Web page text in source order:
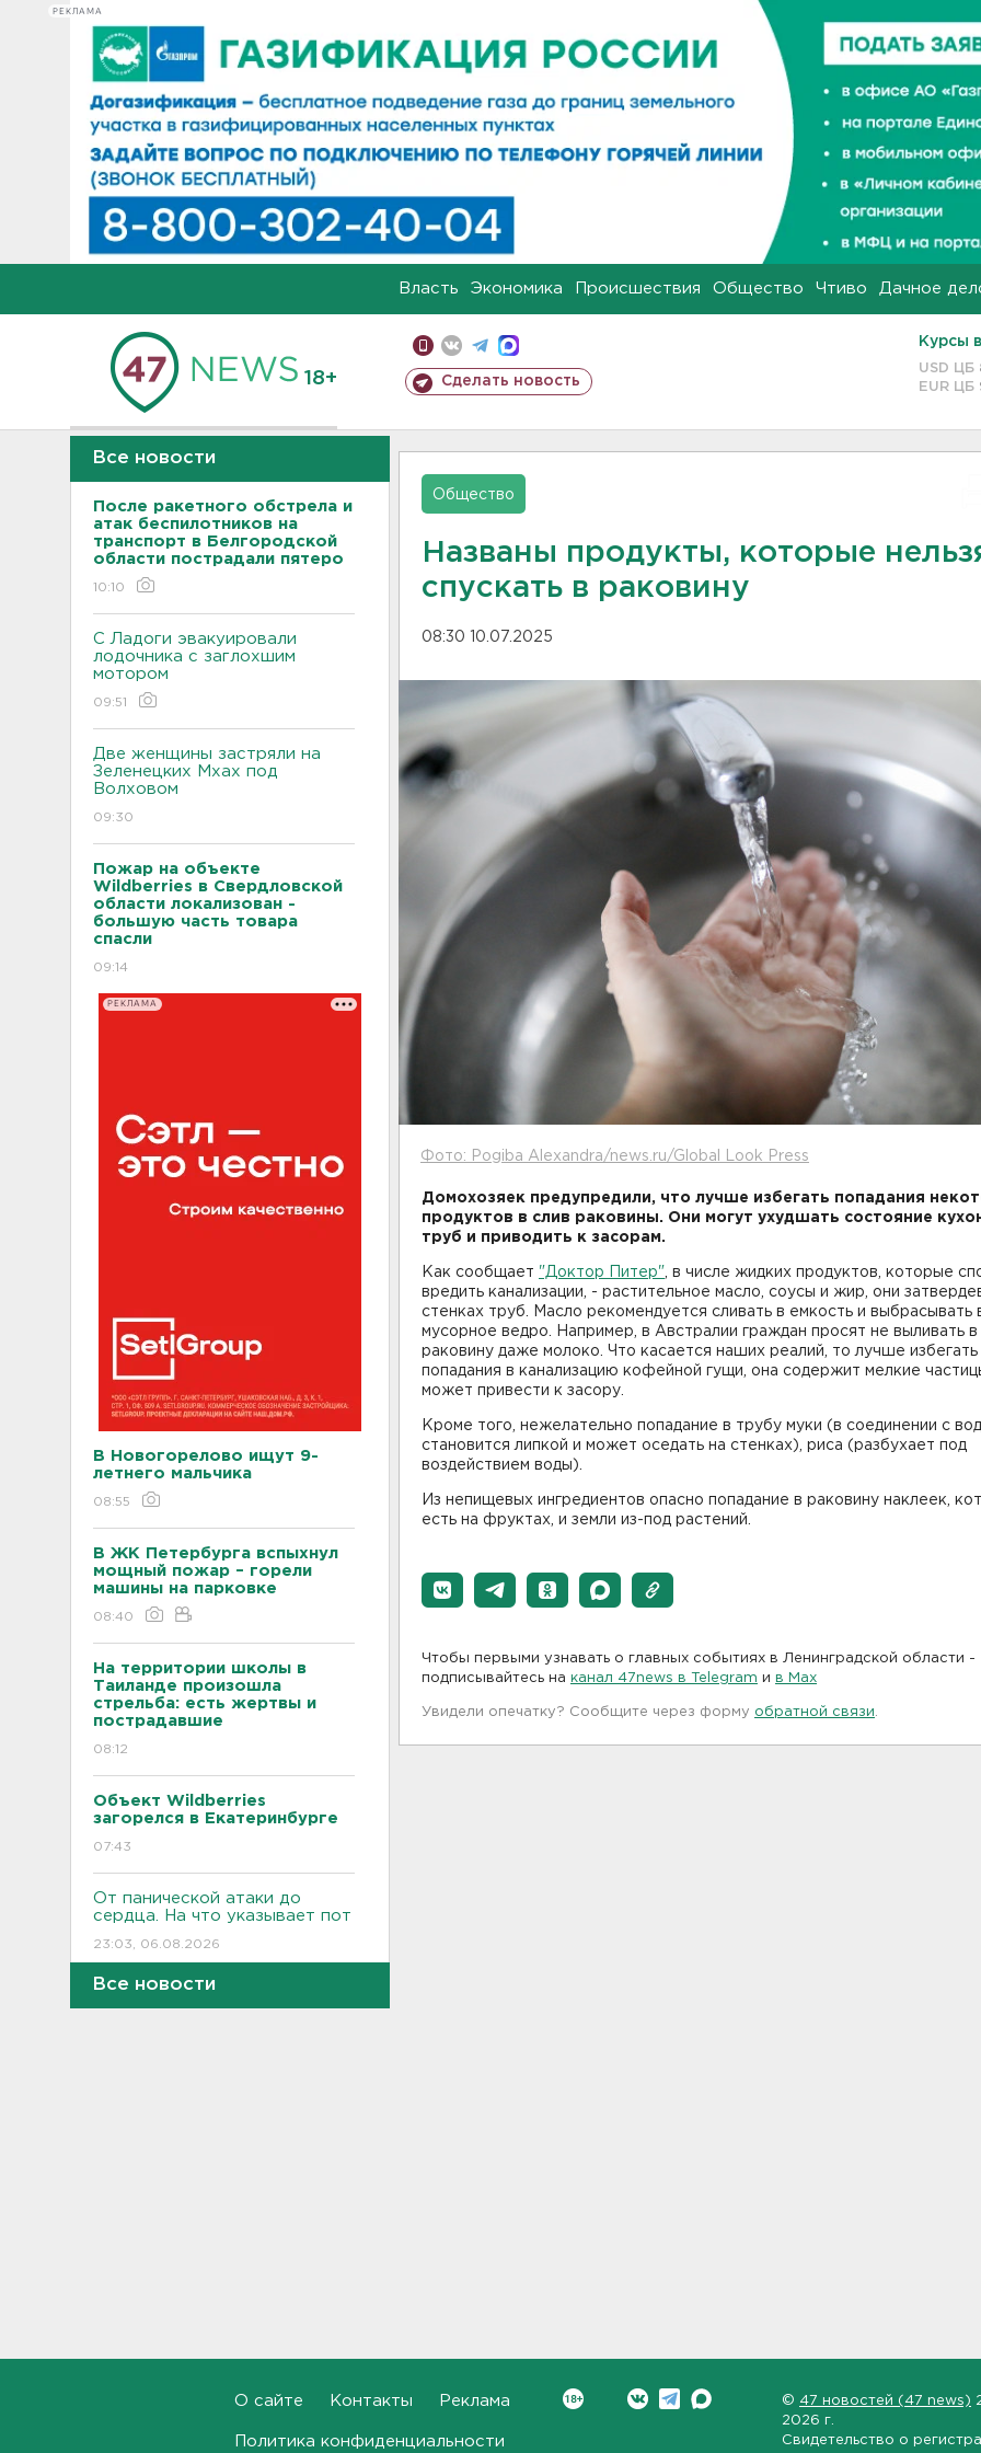
РЕКЛАМА
Власть Экономика Происшествия Общество Чтиво Дачное
18+ Сделать новость
Курсы
USD ЦБ
EUR ЦБ
Все новости
После ракетного обстрела и
атак беспилотников на
транспорт в Белгородской
области пострадали пятеро
10:10
С Ладоги эвакуировали
лодочника с заглохшим
мотором
09:51
Две женщины застряли на
Зеленецких Мхах под
Волховом
09:30
Пожар на объекте
Wildberries в Свердловской
области локализован -
большую часть товара
спасли
09:14
РЕКЛАМА
В Новогорелово ищут 9-
летнего мальчика
08:55
В ЖК Петербурга вспыхнул
мощный пожар – горели
машины на парковке
08:40
На территории школы в
Таиланде произошла
стрельба: есть жертвы и
пострадавшие
08:12
Объект Wildberries
загорелся в Екатеринбурге
07:43
От панической атаки до
сердца. На что указывает пот
23:03, 06.08.2026
реставрируют. Как
Тело погибшего
обнаружено после пожара в
Все новости
Общество
Названы продукты, которые
спускать в раковину
08:30 10.07.2025
Фото: Pogiba Alexandra/news.ru/Global Look Press
Домохозяек предупредили, что лучше избегать попадания
продуктов в слив раковины. Они могут ухудшать состояние
труб и приводить к засорам.
Как сообщает "Доктор Питер" , в числе жидких продуктов, которые
вредить канализации, - растительное масло, соусы и жир, они
стенках труб. Масло рекомендуется сливать в емкость и выбрасывать
мусорное ведро. Например, в Австралии граждан просят не выливать в
раковину даже молоко. Что касается наших реалий, то лучше избегать
попадания в канализацию кофейной гущи, она содержит мелкие
может привести к засору.
Кроме того, нежелательно попадание в трубу муки (в соединении с
становится липкой и может оседать на стенках), риса (разбухает под
воздействием воды).
Из непищевых ингредиентов опасно попадание в раковину наклеек,
есть на фруктах, и земли из-под растений.
Чтобы первыми узнавать о главных событиях в Ленинградской области -
подписывайтесь на канал 47news в Telegram и в Maх
Увидели опечатку? Сообщите через форму обратной связи
О сайте Контакты Реклама
Политика конфиденциальности
© 47 новостей (47 news)
2026 г.
Свидетельство о